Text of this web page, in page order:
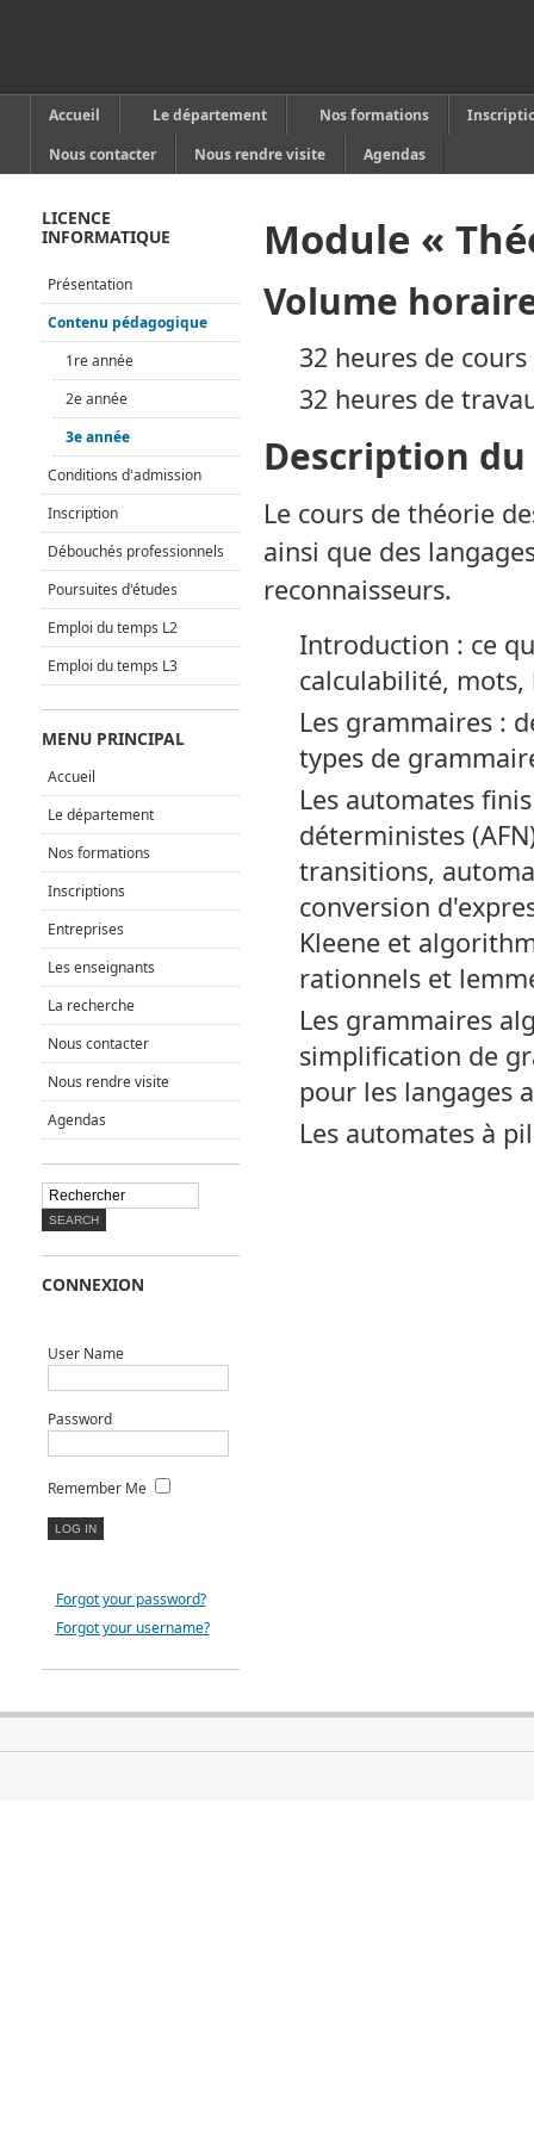
Accueil Le département Nos formations
Nous contacter
Nous rendre visite Agendas
Module «
Volume
32 heures de
32 heures de
Description
Le cours de théorie
ainsi que des
reconnaisseurs.
Introduction : ce
calculabilité, mots,
Les grammaires :
types de
Les automates
déterministes
transitions,
conversion
Kleene et
rationnels et
Les grammaires
simplification de
pour les langages
Les automates à
LICENCE
INFORMATIQUE
Présentation
Contenu pédagogique
1re année
2e année
3e année
Conditions d'admission
Inscription
Débouchés professionnels
Poursuites d'études
Emploi du temps L2
Emploi du temps L3
MENU PRINCIPAL
Accueil
Le département
Nos formations
Inscriptions
Entreprises
Les enseignants
La recherche
Nous contacter
Nous rendre visite
Agendas
CONNEXION
User Name
Password
Remember Me
Forgot your password?
Forgot your username?